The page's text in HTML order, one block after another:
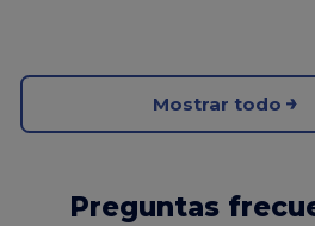
Mostrar todo
Preguntas